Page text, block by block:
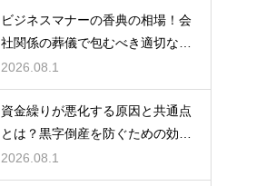
ビジネスマナーの香典の相場！会
社関係の葬儀で包むべき適切な金
額の目安
2026.08.1
資金繰りが悪化する原因と共通点
とは？黒字倒産を防ぐための効果
的な対策
2026.08.1